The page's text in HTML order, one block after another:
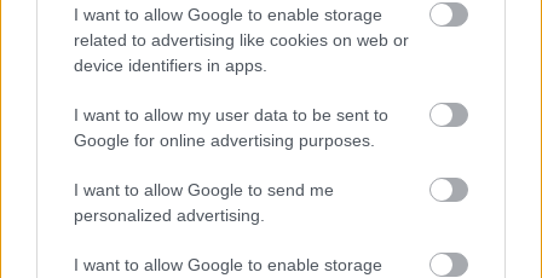
I want to allow Google to enable storage
related to advertising like cookies on web or
device identifiers in apps.
I want to allow my user data to be sent to
Google for online advertising purposes.
I want to allow Google to send me
personalized advertising.
I want to allow Google to enable storage